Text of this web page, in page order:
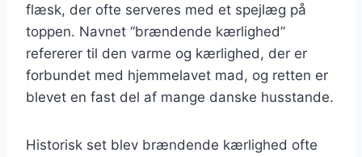
flæsk, der ofte serveres med et spejlæg på
toppen. Navnet “brændende kærlighed”
refererer til den varme og kærlighed, der er
forbundet med hjemmelavet mad, og retten er
blevet en fast del af mange danske husstande.
Historisk set blev brændende kærlighed ofte